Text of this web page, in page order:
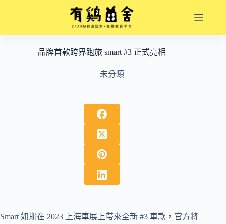
品牌首款跨界跑旅 smart #3 正式亮相
未分類
Smart 如期在 2023 上海車展上帶來全新 #3 車款，官方將